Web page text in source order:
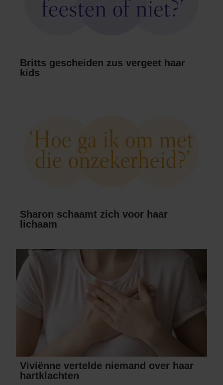
Britts gescheiden zus vergeet haar
kids
Sharon schaamt zich voor haar
lichaam
Viviënne vertelde niemand over haar
hartklachten